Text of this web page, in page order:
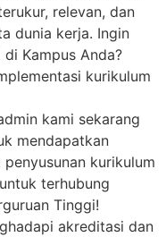
relevan, dan
dunia kerja. Ingin
di Kampus Anda?
kurikulum
kami sekarang
mendapatkan
kurikulum
terhubung
Tinggi!
akreditasi dan